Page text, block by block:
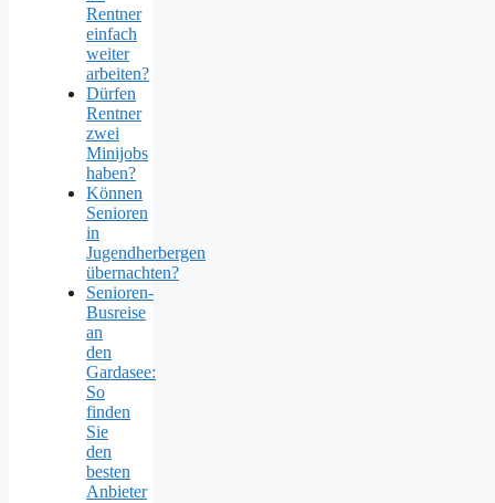
Rentner
einfach
weiter
arbeiten?
Dürfen
Rentner
zwei
Minijobs
haben?
Können
Senioren
in
Jugendherbergen
übernachten?
Senioren-
Busreise
an
den
Gardasee:
So
finden
Sie
den
besten
Anbieter